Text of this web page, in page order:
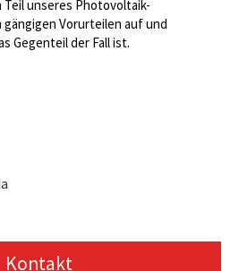
unseres Photovoltaik-
gängigen Vorurteilen auf und
Gegenteil der Fall ist.
Kontakt